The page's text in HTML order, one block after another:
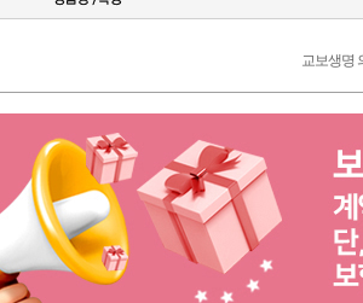
교보생명